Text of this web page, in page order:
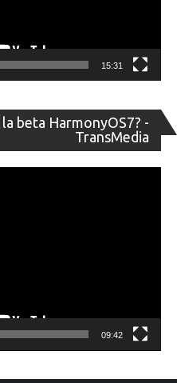
15:31
beta HarmonyOS7? -
TransMedia
de
09:42